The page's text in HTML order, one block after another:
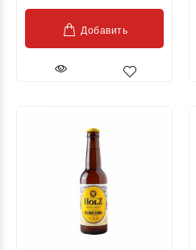
Добавить